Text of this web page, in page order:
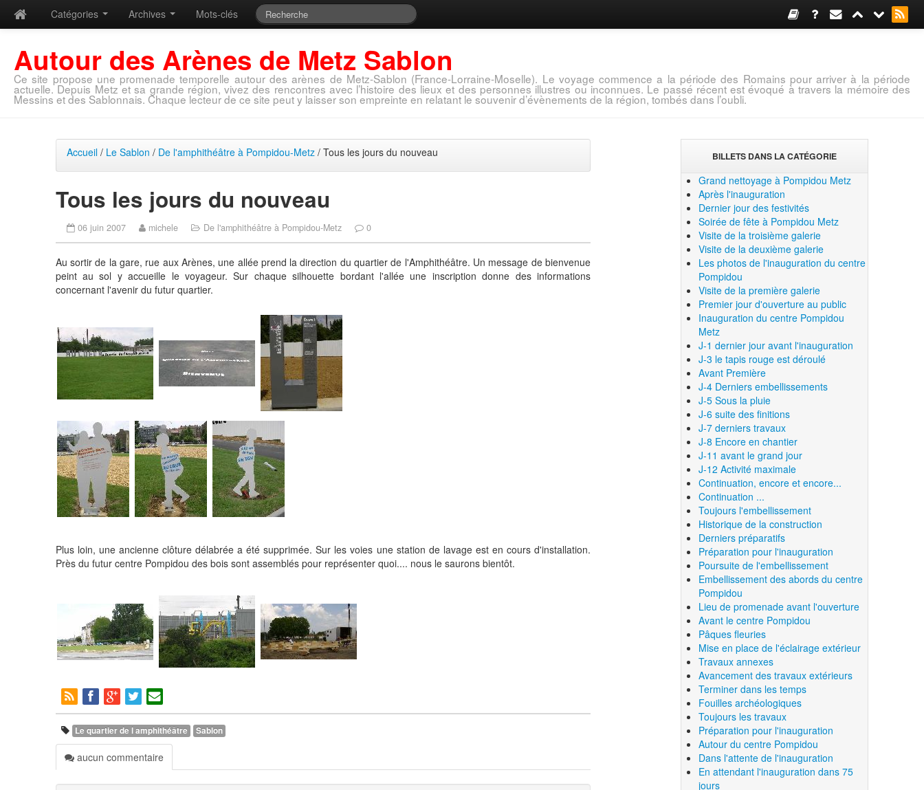
Catégories Archives Mots-clés
Autour des Arènes de Metz Sablon
Ce site propose une promenade temporelle autour des arènes de Metz-Sablon (France-Lorraine-Moselle). Le voyage commence a la période des Romains pour arriver à la période
actuelle. Depuis Metz et sa grande région, vivez des rencontres avec l’histoire des lieux et des personnes illustres ou inconnues. Le passé récent est évoqué à travers la mémoire des
Messins et des Sablonnais. Chaque lecteur de ce site peut y laisser son empreinte en relatant le souvenir d’évènements de la région, tombés dans l’oubli.
Accueil/ Le Sablon / De l'amphithéâtre à Pompidou-Metz/ Tous les jours du nouveau
Tous les jours du nouveau
06 juin 2007 michele De l'amphithéâtre à Pompidou-Metz 0
Au sortir de la gare, rue aux Arènes, une allée prend la direction du quartier de l'Amphithéâtre. Un message de bienvenue
peint au sol y accueille le voyageur. Sur chaque silhouette bordant l'allée une inscription donne des informations
concernant l'avenir du futur quartier.
Plus loin, une ancienne clôture délabrée a été supprimée. Sur les voies une station de lavage est en cours d'installation.
Près du futur centre Pompidou des bois sont assemblés pour représenter quoi.... nous le saurons bientôt.
Le quartier de l amphithéâtre Sablon
aucun commentaire
BILLETS DANS LA CATÉGORIE
Grand nettoyage à Pompidou Metz
Après l'inauguration
Dernier jour des festivités
Soirée de fête à Pompidou Metz
Visite de la troisième galerie
Visite de la deuxième galerie
Les photos de l'inauguration du centre
Pompidou
Visite de la première galerie
Premier jour d'ouverture au public
Inauguration du centre Pompidou
Metz
J-1 dernier jour avant l'inauguration
J-3 le tapis rouge est déroulé
Avant Première
J-4 Derniers embellissements
J-5 Sous la pluie
J-6 suite des finitions
J-7 derniers travaux
J-8 Encore en chantier
J-11 avant le grand jour
J-12 Activité maximale
Continuation, encore et encore...
Continuation ...
Toujours l'embellissement
Historique de la construction
Derniers préparatifs
Préparation pour l'inauguration
Poursuite de l'embellissement
Embellissement des abords du centre
Pompidou
Lieu de promenade avant l'ouverture
Avant le centre Pompidou
Pâques fleuries
Mise en place de l'éclairage extérieur
Travaux annexes
Avancement des travaux extérieurs
Terminer dans les temps
Fouilles archéologiques
Toujours les travaux
Préparation pour l'inauguration
Autour du centre Pompidou
Dans l'attente de l'inauguration
En attendant l'inauguration dans 75
jours